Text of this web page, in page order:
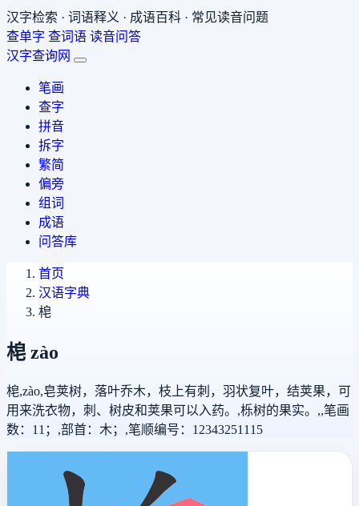
汉字检索 · 词语释义 · 成语百科 · 常见读音问题
查单字 查词语 读音问答
汉字查询网
笔画
查字
拼音
拆字
繁简
偏旁
组词
成语
问答库
首页
汉语字典
梍
梍 zào
梍,zào,皂荚树，落叶乔木，枝上有刺，羽状复叶，结荚果，可
用来洗衣物，刺、树皮和荚果可以入药。,栎树的果实。,,笔画
数：11；,部首：木；,笔顺编号：12343251115